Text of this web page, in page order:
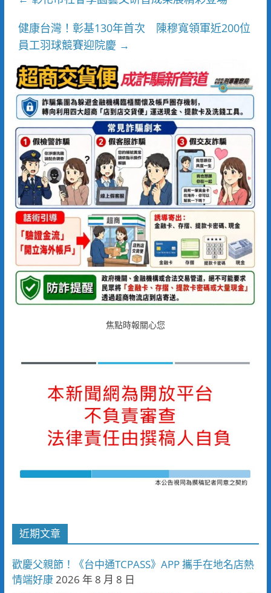
健康台灣！彰基130年首次 陳穆寬領軍近200位
員工羽球競賽迎院慶 →
焦點時報關心您
近期文章
歡慶父親節！《台中通TCPASS》APP 攜手在地名店熱
情端好康2026 年 8 月 8 日